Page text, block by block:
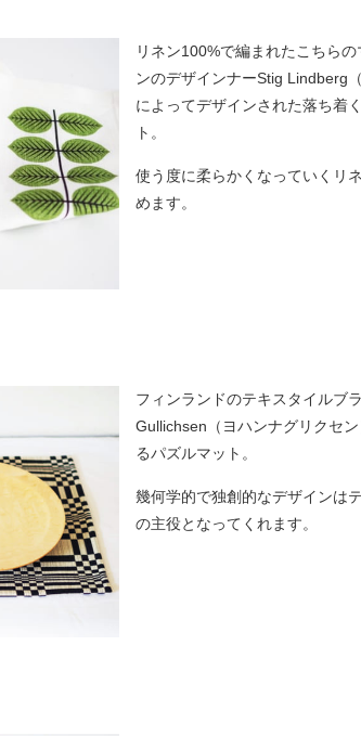
リネン100%で編まれたこちら
ンのデザインナーStig Lindberg
によってデザインされた落ち着
ト。
使う度に柔らかくなっていくリ
めます。
フィンランドのテキスタイルブ
Gullichsen（ヨハンナグリクセ
るパズルマット。
幾何学的で独創的なデザインは
の主役となってくれます。